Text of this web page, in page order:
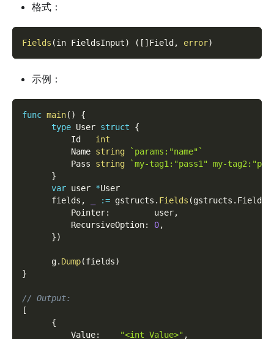
格式：
Fields (in FieldsInput) ( [ ] Field , error)
示例：
func main( )
{
type User struct
{
          Id
int
          Name
string
`params:"name"`
          Pass
string
`my-tag1:"pass1" my-
}
var user *User
      fields
, := gstructs . Fields (gstructs .
          Pointer
:
         user
,
          RecursiveOption
: 0,
})
      g
. Dump(fields)
}
// Output:
[
{
          Value
: "<int Value>" ,